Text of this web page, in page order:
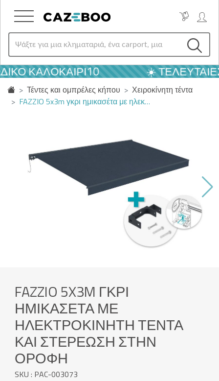
ΚΑΛΟΚΑΙΡΙ10 ☀️
Τέντες και ομπρέλες κήπου
Χειροκίνητη τέντα
FAZZIO 5x3m γκρι ημικασέτα με ηλεκ…
FAZZIO 5X3M ΓΚΡΙ
ΗΜΙΚΑΣΈΤΑ ΜΕ
ΗΛΕΚΤΡΟΚΊΝΗΤΗ ΤΈΝΤΑ
ΚΑΙ ΣΤΕΡΈΩΣΗ ΣΤΗΝ
ΟΡΟΦΉ
SKU : PAC-003073